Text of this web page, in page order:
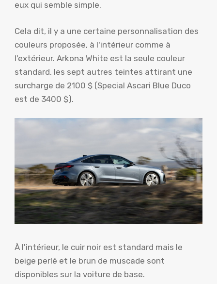
eux qui semble simple.
Cela dit, il y a une certaine personnalisation des
couleurs proposée, à l'intérieur comme à
l'extérieur. Arkona White est la seule couleur
standard, les sept autres teintes attirant une
surcharge de 2100 $ (Special Ascari Blue Duco
est de 3400 $).
À l'intérieur, le cuir noir est standard mais le
beige perlé et le brun de muscade sont
disponibles sur la voiture de base.